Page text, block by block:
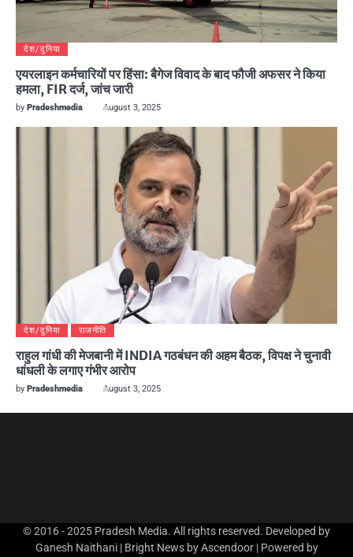
देश/दुनिया
एयरलाइन कर्मचारियों पर हिंसा: बैगेज विवाद के बाद फौजी अफसर ने किया
हमला, FIR दर्ज, जांच जारी
by Pradeshmedia August 3, 2025
देश/दुनिया राजनीति
राहुल गांधी की मेजबानी में INDIA गठबंधन की अहम बैठक, विपक्ष ने चुनावी
धांधली के लगाए गंभीर आरोप
by Pradeshmedia August 3, 2025
© 2016 - 2025 Pradesh Media. All rights reserved. Developed by
Ganesh Naithani | Bright News byAscendoor| Powered by